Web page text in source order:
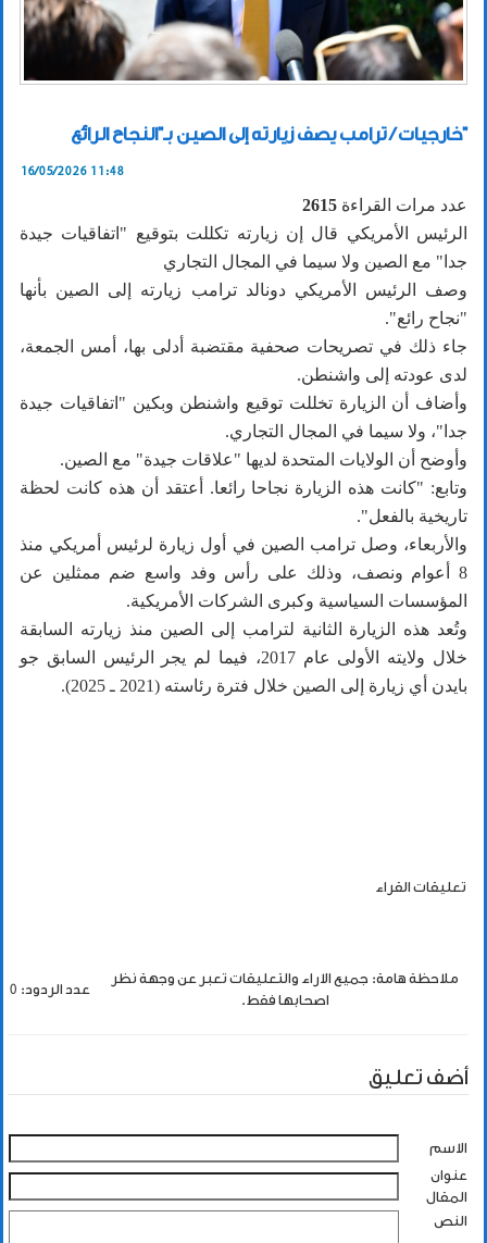
خارجيات / ترامب يصف زيارته إلى الصين بـ"النجاح الرائع"
16/05/2026 11:48
عدد مرات القراءة 2615
الرئيس الأمريكي قال إن زيارته تكللت بتوقيع "اتفاقيات جيدة
جدا" مع الصين ولا سيما في المجال التجاري
وصف الرئيس الأمريكي دونالد ترامب زيارته إلى الصين بأنها
"نجاح رائع".
جاء ذلك في تصريحات صحفية مقتضبة أدلى بها، أمس الجمعة،
لدى عودته إلى واشنطن.
وأضاف أن الزيارة تخللت توقيع واشنطن وبكين "اتفاقيات جيدة
جدا"، ولا سيما في المجال التجاري.
وأوضح أن الولايات المتحدة لديها "علاقات جيدة" مع الصين.
وتابع: "كانت هذه الزيارة نجاحا رائعا. أعتقد أن هذه كانت لحظة
تاريخية بالفعل".
والأربعاء، وصل ترامب الصين في أول زيارة لرئيس أمريكي منذ
8 أعوام ونصف، وذلك على رأس وفد واسع ضم ممثلين عن
المؤسسات السياسية وكبرى الشركات الأمريكية.
وتُعد هذه الزيارة الثانية لترامب إلى الصين منذ زيارته السابقة
خلال ولايته الأولى عام 2017، فيما لم يجر الرئيس السابق جو
بايدن أي زيارة إلى الصين خلال فترة رئاسته (2021 ـ 2025).
تعليقات القراء
ملاحظة هامة: جميع الاراء والتعليقات تعبر عن وجهة نظر
اصحابها فقط.
عدد الردود: 0
أضف تعليق
الاسم
عنوان
المقال
النص